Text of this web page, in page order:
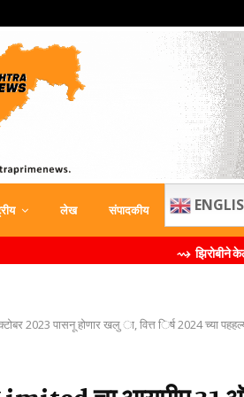
लेख संपादकीय
⇝ झिरोबीने केली मिलिंद सोमण
2023 पासनू होणार खलु ा, वित्त िर्ष 2024 च्या